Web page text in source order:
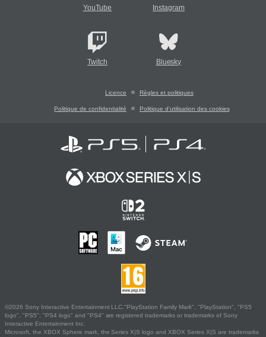
YouTube Instagram
Twitch Bluesky
Licence Règles et politiques
Politique de confidentialité Politique d'utilisation des cookies
©2026 Sony Interactive Entertainment LLC."PlayStation Family Mark", "PlayStation", "PS5
logo", "PS5", "PS4 logo" and "PS4" are registered trademarks or trademarks of Sony
Interactive Entertainment Inc.
Microsoft, the XBOX Sphere mark, the Series X|S logo and XBOX Series X|S are trademarks